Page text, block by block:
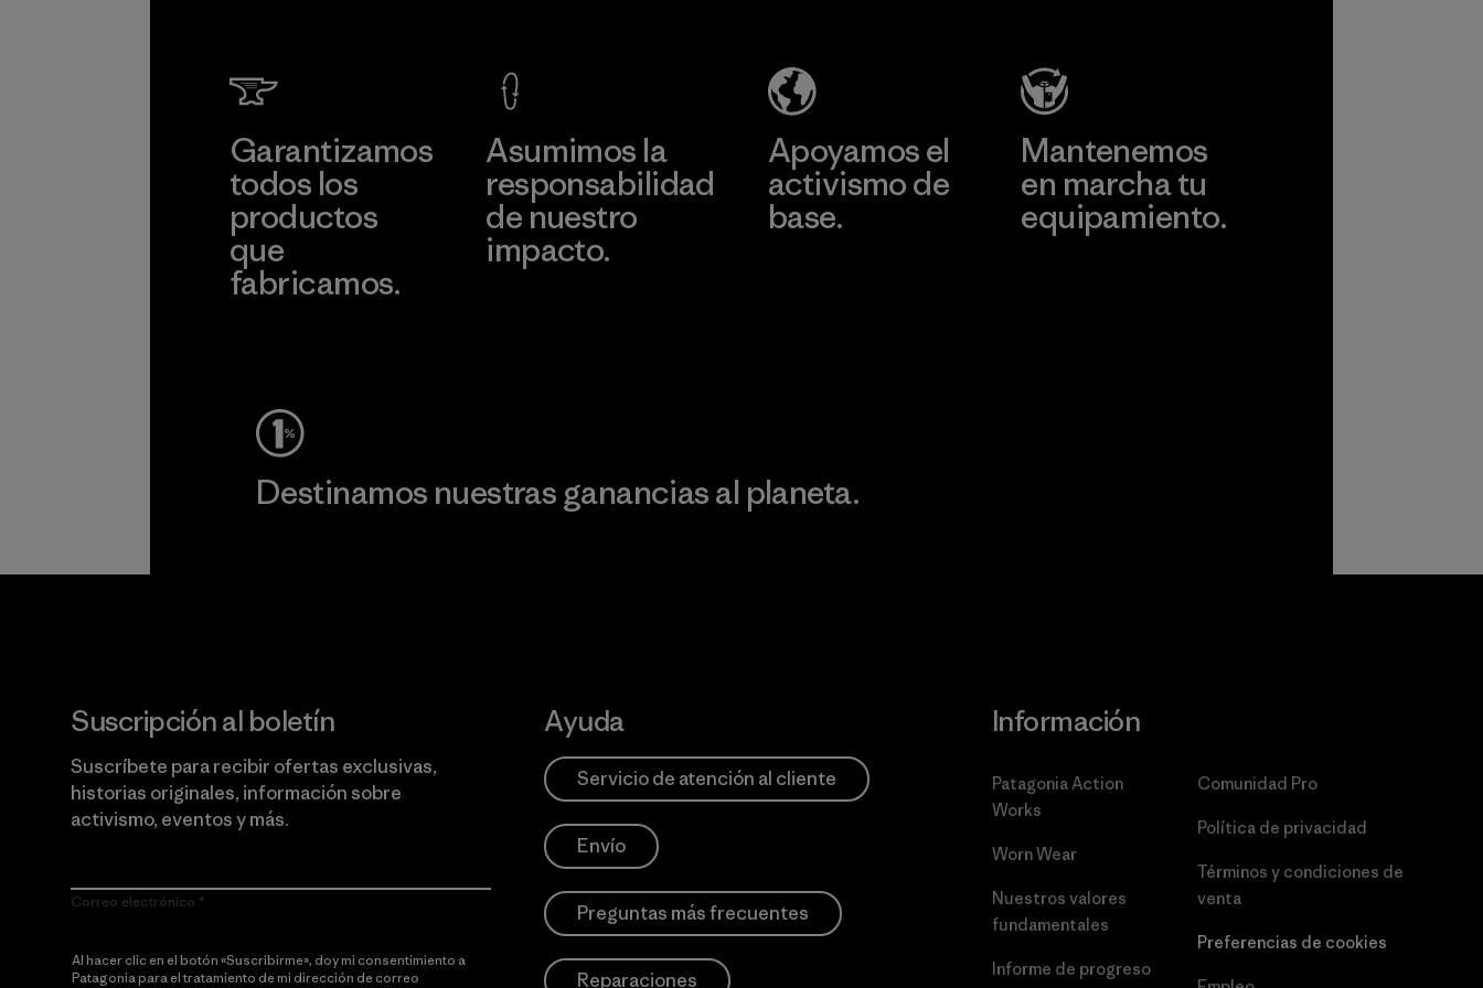
durabilidad.
Material
fósiles.
Material
Más información
Garantizamos
todos los
productos
que
fabricamos.
Asumimos la
responsabilidad
de nuestro
impacto.
Apoyamos el
activismo de
base.
Mantenemos
en marcha tu
equipamiento.
Destinamos nuestras ganancias al planeta.
Suscripción al boletín
Suscríbete para recibir ofertas exclusivas,
historias originales, información sobre
activismo, eventos y más.
Correo electrónico
Al hacer clic en el botón «Suscribirme», doy mi consentimiento a
Patagonia para el tratamiento de mi dirección de correo
Ayuda
Servicio de atención al cliente
Envío
Preguntas más frecuentes
Reparaciones
Información
Patagonia Action
Works
Worn Wear
Nuestros valores
fundamentales
Informe de progreso
Comunidad Pro
Política de privacidad
Términos y condiciones de
venta
Preferencias de cookies